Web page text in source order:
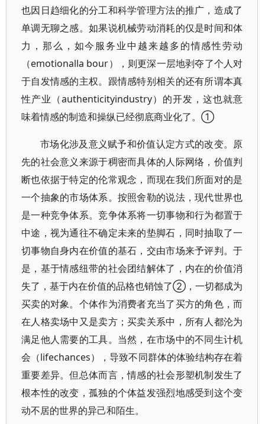
也因日趋细化的分工和科学管理方法的推广，造成了
单调无聊之感。如果说机械劳动消耗的仅是时间和体
力，那么，如今服务业中越来越多的情感性劳动
（emotionalla bour），则更深一层地剥夺了个人对
于自发情感的主权。跟情感特别相关的还有所谓本真
性产业（authenticityindustry）的开发，这也就意
味着情感的制造和操纵已经彻底商业化了。①
市场化涉及意义赋予和价值认定方式的改变。原
先的社会意义来源于稠密而具体的人际网络，价值判
断也依据于特定的伦常观念，而现在我们所面对的是
一个抽象的市场体系。按照舍勒的说法，现代世界也
是一种竞争体系。竞争体系将一切事物和行为都置于
中途，视为通往不确定未来的垫脚石，同时抽取了一
切事物自身内在价值的基石，交由市场来予评判。于
是，基于情感纽带的社会团结解体了，内在的价值消
失了，基于内在价值的品格也销蚀了②，一切都成为
买卖的对象。个体作为消费者充当了买方的角色，而
在人格卖场中又是卖方；买卖关系中，所有人都沦为
满足他人需要的工具。当然，在市场中的不同生计机
会（lifechances），导致不同群体的体验结构存在着
重要差异。但总体而言，情感的社会形塑机制发生了
根本性的改变，孤独的个体益发强烈地感受到这个变
动不居的世界的异己和陌生。